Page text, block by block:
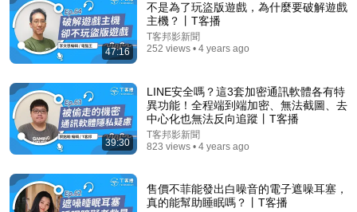
31:33
Shein帝国：廉价时尚背后的惊人代价｜许仰天｜婚纱
网店
47:16
不是為了玩盜版遊戲，為什麼要破解遊戲
主機？丨T客播
T客邦影新聞
252 views • 4 years ago
39:30
LINE安全嗎？這3套加密通訊軟體各有特
異功能！全程端到端加密、無法截圖、去
中心化也無法反向追蹤丨T客播
T客邦影新聞
823 views • 4 years ago
售價不菲能發出白噪音的電子遮噪耳塞，
真的能幫助睡眠嗎？丨T客播